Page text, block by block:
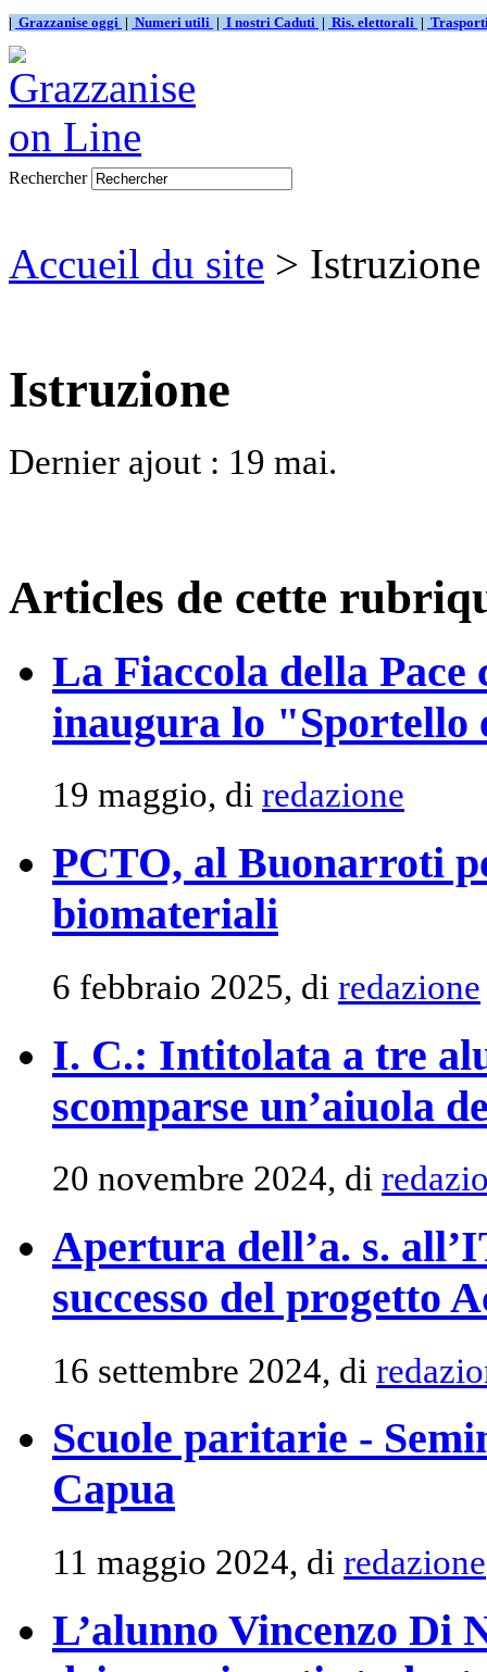
| Grazzanise oggi | Numeri utili | I nostri Caduti | Ris. elettorali |
Rechercher
Accueil du site > Istruzione
Istruzione
Dernier ajout : 19 mai.
Articles de cette
La Fiaccola della Pace
inaugura lo
19 maggio, di redazione
PCTO, al Buonarroti
biomateriali
6 febbraio 2025, di redazione
I. C.: Intitolata a tre
scomparse un’aiuola
20 novembre 2024, di
Apertura dell’a. s.
successo del progetto
16 settembre 2024, di
Scuole paritarie -
Capua
11 maggio 2024, di redazione
L’alunno Vincenzo Di